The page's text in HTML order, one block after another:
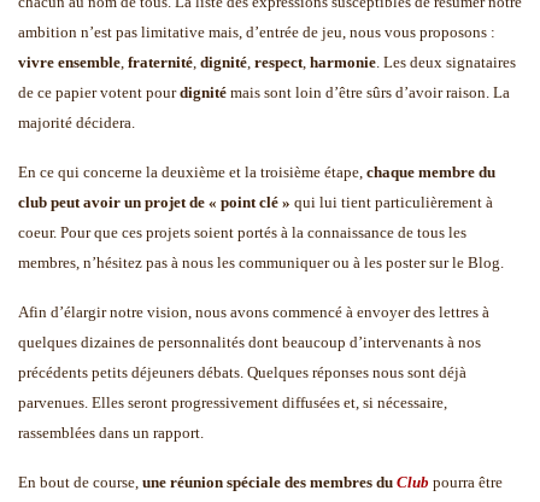
ambition n’est pas limitative mais, d’entrée de jeu, nous vous proposons :
vivre ensemble, fraternité, dignité, respect, harmonie. Les deux signataires
de ce papier votent pourdignité mais sont loin d’être sûrs d’avoir raison. La
majorité décidera.
En ce qui concerne la deuxième et la troisième étape, chaque membre du
club peut avoir un projet de « point clé » qui lui tient particulièrement à
coeur. Pour que ces projets soient portés à la connaissance de tous les
membres, n’hésitez pas à nous les communiquer ou à les poster sur le Blog.
Afin d’élargir notre vision, nous avons commencé à envoyer des lettres à
quelques dizaines de personnalités dont beaucoup d’intervenants à nos
précédents petits déjeuners débats. Quelques réponses nous sont déjà
parvenues. Elles seront progressivement diffusées et, si nécessaire,
rassemblées dans un rapport.
En bout de course, une réunion spéciale des membres du Club pourra être